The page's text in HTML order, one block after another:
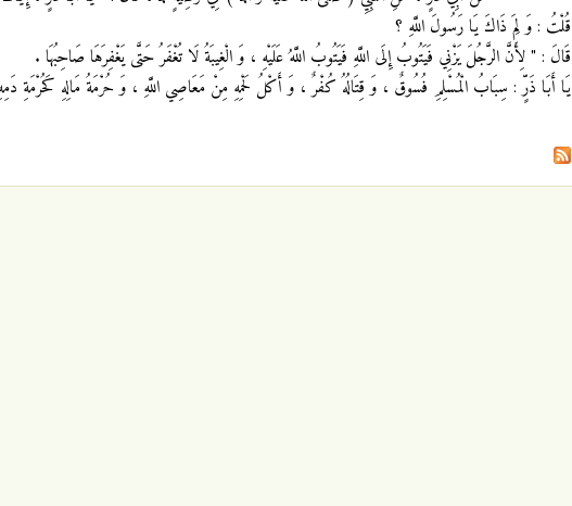
قُلْتُ : وَ لِمَ ذَاكَ يَا رَسُولَ اللَّهِ ؟
قَالَ : " لِأَنَّ الرَّجُلَ يَزْنِي فَيَتُوبُ إِلَى اللَّهِ فَيَتُوبُ اللَّهُ عَلَيْهِ ، وَ الْغِيبَةُ لَا تُغْفَرُ حَتَّى يَغْفِرَهَا صَاحِبُهَا .
يَا أَبَا ذَرٍّ : سِبَابُ الْمُسْلِمِ فُسُوقٌ ، وَ قِتَالُهُ كُفْرٌ ، وَ أَكْلُ لَحْمِهِ مِنْ مَعَاصِي اللَّهِ ، وَ حُرْمَةُ مَالِهِ كَحُرْمَةِ